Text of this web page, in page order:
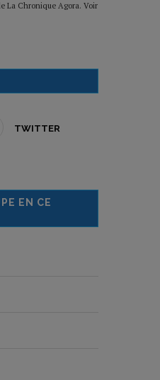
La Chronique Agora. Voir
TWITTER
EN CE